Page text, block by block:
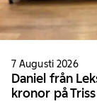
7 Augusti 2026
Daniel från
kronor på